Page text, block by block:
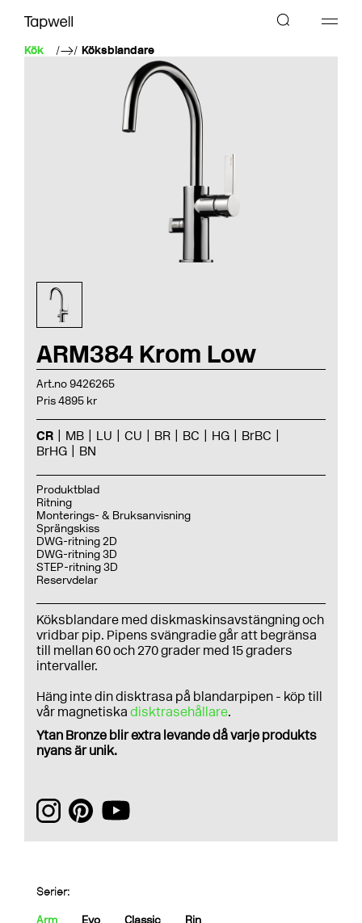
Kök Köksblandare
ARM384 Krom Low
Art.no 9426265
Pris 4895 kr
CR MB LU CU BR BC HG
BrBC
BrHG
BN
Produktblad
Ritning
Monterings- & Bruksanvisning
Sprängskiss
DWG-ritning 2D
DWG-ritning 3D
STEP-ritning 3D
Reservdelar
Köksblandare med diskmaskinsavstängning och
vridbar pip. Pipens svängradie går att begränsa
till mellan 60 och 270 grader med 15 graders
intervaller.
Häng inte din disktrasa på blandarpipen - köp till
vår magnetiska disktrasehållare.
Ytan Bronze blir extra levande då varje produkts
nyans är unik.
Serier: